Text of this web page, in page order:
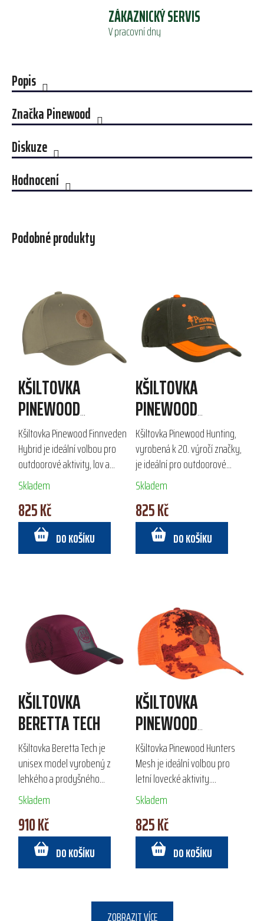
ZÁKAZNICKÝ SERVIS
V pracovní dny
Popis
ZnačkaPinewood
Diskuze
Hodnocení
Podobné produkty
KŠILTOVKA
PINEWOOD
FINNVEDEN HYBRID
Kšiltovka Pinewood Finnveden
Hybrid je ideální volbou pro
outdoorové aktivity, lov a
volný čas. Vyrobena z
kombinace 64 % polyesteru,
34 % bavlny a 2 % elastanu,
poskytuje...
Skladem
825 Kč
DO KOŠÍKU
KŠILTOVKA
PINEWOOD
HUNTING
Kšiltovka Pinewood Hunting,
vyrobená k 20. výročí značky,
je ideální pro outdoorové
aktivity a volný čas. Hnědá
barva s imitací semiše a 100%
polyester zajišťují odolnost a...
Skladem
825 Kč
DO KOŠÍKU
KŠILTOVKA
BERETTA TECH
Kšiltovka Beretta Tech je
unisex model vyrobený z
lehkého a prodyšného
polyesteru, ideální pro
outdoorové aktivity a
sportovní střelbu v jarních a
letních měsících. Díky
laserem...
Skladem
910 Kč
DO KOŠÍKU
KŠILTOVKA
PINEWOOD
HUNTERS MESH
Kšiltovka Pinewood Hunters
Mesh je ideální volbou pro
letní lovecké aktivity.
Vyrobena z prodyšného
polyesteru s ekologickou
impregnací Bionic Finish® Eco,
poskytuje ochranu...
Skladem
825 Kč
DO KOŠÍKU
ZOBRAZIT VÍCE